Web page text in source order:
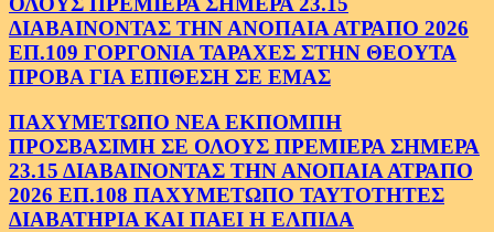
ΔΙΑΒΑΙΝΟΝΤΑΣ ΤΗΝ ΑΝΟΠΑΙΑ ΑΤΡΑΠΟ 2026
ΕΠ.109 ΓΟΡΓΟΝΙΑ ΤΑΡΑΧΕΣ ΣΤΗΝ ΘΕΟΥΤΑ
ΠΡΟΒΑ ΓΙΑ ΕΠΙΘΕΣΗ ΣΕ ΕΜΑΣ
ΠΑΧΥΜΕΤΩΠΟ ΝΕΑ ΕΚΠΟΜΠΗ
ΠΡΟΣΒΑΣΙΜΗ ΣΕ ΟΛΟΥΣ ΠΡΕΜΙΕΡΑ ΣΗΜΕΡΑ
23.15 ΔΙΑΒΑΙΝΟΝΤΑΣ ΤΗΝ ΑΝΟΠΑΙΑ ΑΤΡΑΠΟ
2026 ΕΠ.108 ΠΑΧΥΜΕΤΩΠΟ ΤΑΥΤΟΤΗΤΕΣ
ΔΙΑΒΑΤΗΡΙΑ ΚΑΙ ΠΑΕΙ Η ΕΛΠΙΔΑ